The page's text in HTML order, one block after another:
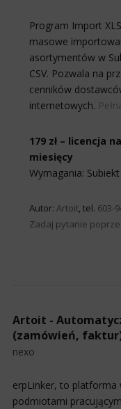
Program Import
masowe
asortymentów w
CSV. Pozwala na
cenników
internetowych.
179 zł – licencja
miesięcy
Wymagania:
Autor: Artoit, tel. 603-
Zadaj pytanie
Artoit -
(zamówień,
nexo
erpLinker, to platforma
podmiotami